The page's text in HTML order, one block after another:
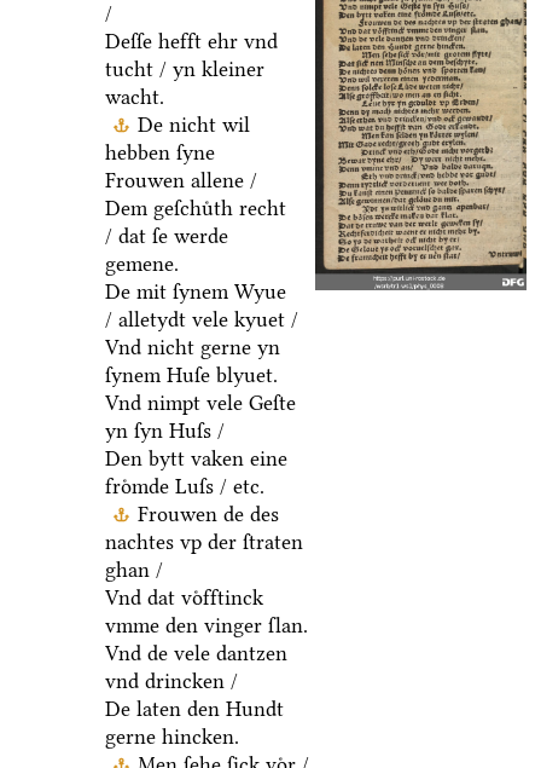
/
Deſſe hefft ehr vnd
tucht / yn kleiner
wacht.
De nicht wil
hebben ſyne
Frouwen allene /
Dem geſchuͤth recht
/ dat ſe werde
gemene.
De mit ſynem Wyue
/ alletydt vele kyuet /
Vnd nicht gerne yn
ſynem Huſe blyuet.
Vnd nimpt vele Geſte
yn ſyn Huſs /
Den bytt vaken eine
froͤmde Luſs / etc.
Frouwen de des
nachtes vp der ſtraten
ghan /
Vnd dat voͤfftinck
vmme den vinger ſlan.
Vnd de vele dantzen
vnd drincken /
De laten den Hundt
gerne hincken.